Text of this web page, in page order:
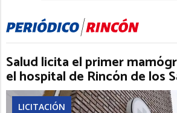
Salud licita el primer
el hospital de Rincón de los
LICITACIÓN